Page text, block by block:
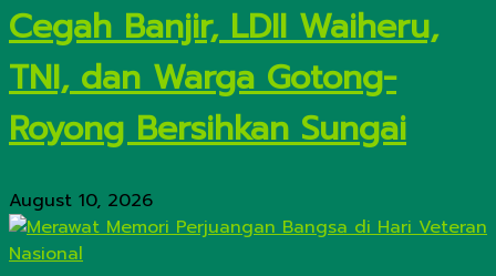
Cegah Banjir, LDII Waiheru,
TNI, dan Warga Gotong-
Royong Bersihkan Sungai
August 10, 2026